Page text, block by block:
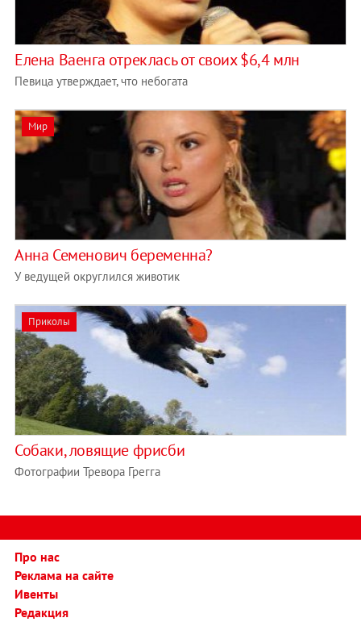
Елена Ваенга отреклась от своих $6,4 млн
Певица утверждает, что небогата
Мир
Анна Семенович беременна?
У ведущей округлился животик
Приколы
Собаки, ловящие фрисби
Фотографии Тревора Грегга
Про нас
Реклама на сайте
Ивенты
Редакция